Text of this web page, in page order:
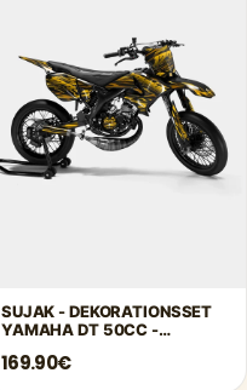
SUJAK - DEKORATIONSSET
YAMAHA DT 50CC -
169.90€